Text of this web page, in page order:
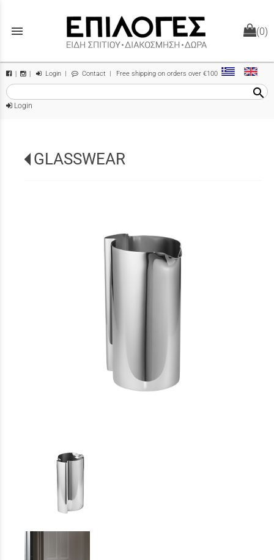
menu (0)
| Login | Contact | Free shipping on orders over €100
search
Login
GLASSWEAR